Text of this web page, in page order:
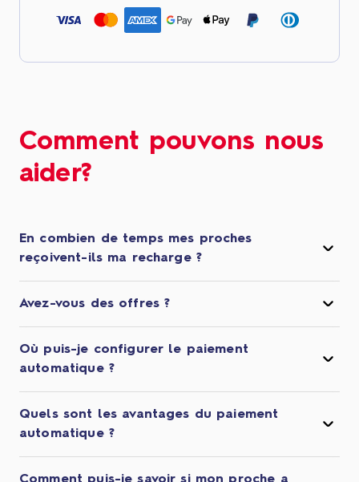
Comment pouvons nous
aider?
En combien de temps mes proches
reçoivent-ils ma recharge ?
Avez-vous des offres ?
Où puis-je configurer le paiement
automatique ?
Quels sont les avantages du paiement
automatique ?